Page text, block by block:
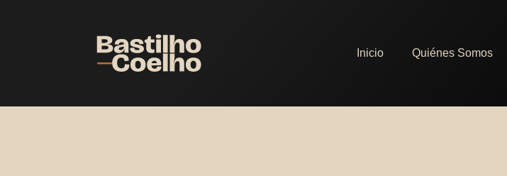
Inicio Quiénes Somos